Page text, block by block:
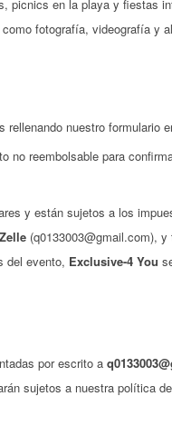
picnics en la playa y fiestas
fotografía, videografía y
nuestro formulario
no reembolsable para
y están sujetos a los
Zelle (q0133003@gmail.com),
del evento, Exclusive-4 You
por escrito a
sujetos a nuestra política